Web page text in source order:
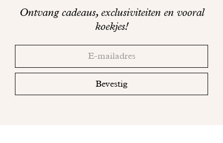
Ontvang cadeaus, exclusiviteiten en vooral
koekjes!
mailbox
Bevestig